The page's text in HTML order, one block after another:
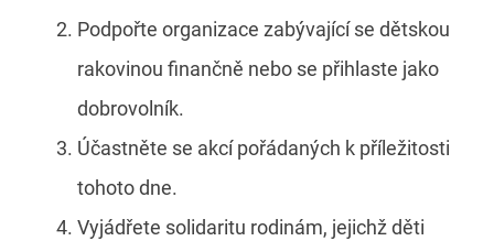
Podpořte organizace zabývající se dětskou
rakovinou finančně nebo se přihlaste jako
dobrovolník.
Účastněte se akcí pořádaných k příležitosti
tohoto dne.
Vyjádřete solidaritu rodinám, jejichž děti